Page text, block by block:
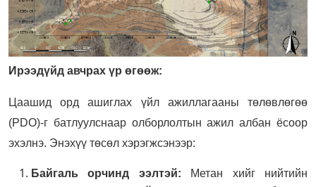
Ирээдүйд авчрах үр өгөөж:
Цаашид орд ашиглах үйл ажиллагааны төлөвлөгөө
(PDO)-г батлуулснаар олборлолтын ажил албан ёсоор
эхэлнэ. Энэхүү төсөл хэрэгжсэнээр:
Байгаль орчинд ээлтэй: Метан хийг нийтийн